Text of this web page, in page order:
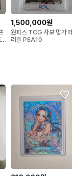
1,500,000원
원피스 TCG 사보 망가 페
러렐 PSA10